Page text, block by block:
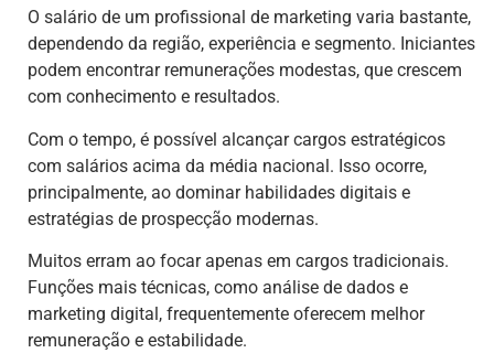
O salário de um profissional de marketing varia bastante,
dependendo da região, experiência e segmento. Iniciantes
podem encontrar remunerações modestas, que crescem
com conhecimento e resultados.
Com o tempo, é possível alcançar cargos estratégicos
com salários acima da média nacional. Isso ocorre,
principalmente, ao dominar habilidades digitais e
estratégias de prospecção modernas.
Muitos erram ao focar apenas em cargos tradicionais.
Funções mais técnicas, como análise de dados e
marketing digital, frequentemente oferecem melhor
remuneração e estabilidade.